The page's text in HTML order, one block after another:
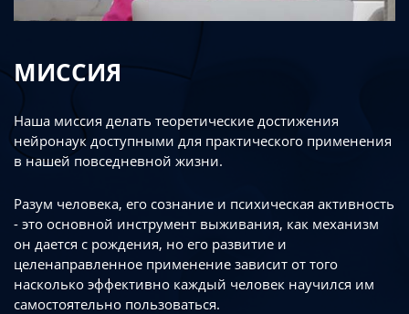
МИССИЯ
Наша миссия делать теоретические достижения
нейронаук доступными для практического применения
в нашей повседневной жизни.
Разум человека, его сознание и психическая активность
- это основной инструмент выживания, как механизм
он дается с рождения, но его развитие и
целенаправленное применение зависит от того
насколько эффективно каждый человек научился им
самостоятельно пользоваться.